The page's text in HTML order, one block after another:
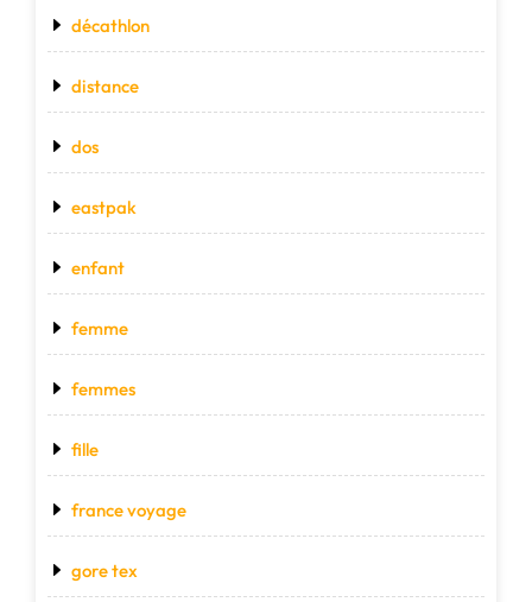
décathlon
distance
dos
eastpak
enfant
femme
femmes
fille
france voyage
gore tex